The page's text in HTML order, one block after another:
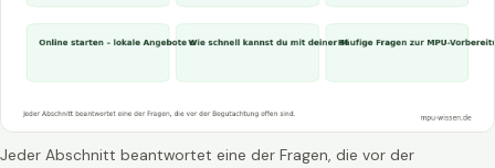
Jeder Abschnitt beantwortet eine der Fragen, die vor der